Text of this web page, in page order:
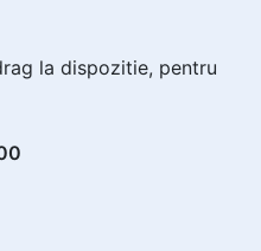
la dispozitie, pentru